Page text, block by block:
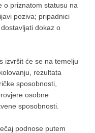
o priznatom statusu na
poziva; pripadnici
dokaz o
izvršit će se na temelju
rezultata
sposobnosti,
osobne
sposobnosti.
podnose putem